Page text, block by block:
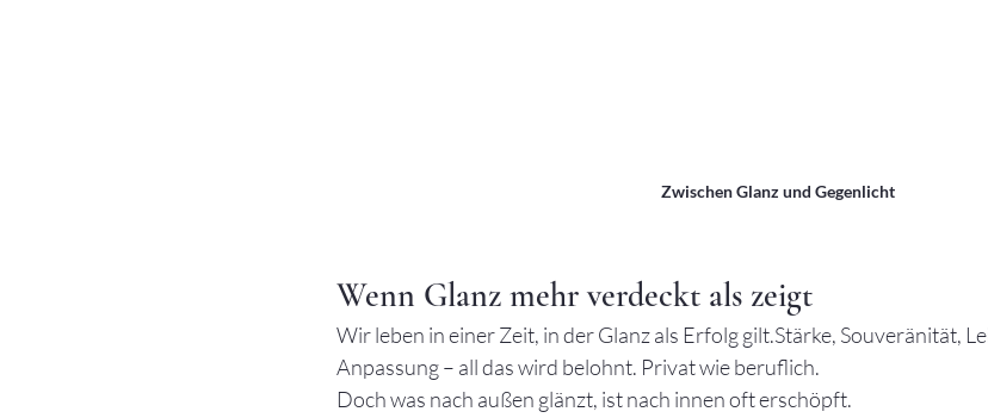
Zwischen Glanz und Gegenlicht
Wenn Glanz mehr verdeckt als zeigt
Wir leben in einer Zeit, in der Glanz als Erfolg gilt.Stärke, Souveränität,
Anpassung – all das wird belohnt. Privat wie beruflich.
Doch was nach außen glänzt, ist nach innen oft erschöpft.